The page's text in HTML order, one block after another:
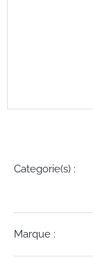
Categorie(s) :
Marque :